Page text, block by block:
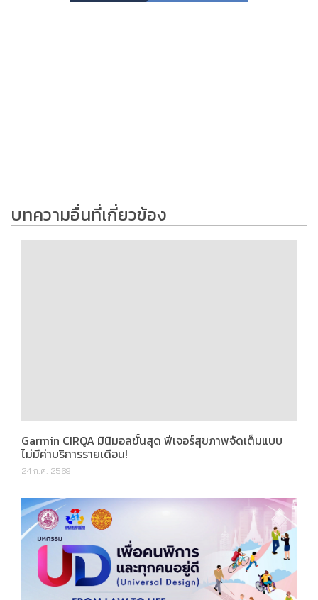
บทความอื่นที่เกี่ยวข้อง
Garmin CIRQA มินิมอลขั้นสุด ฟีเจอร์สุขภาพจัดเต็มแบบ
ไม่มีค่าบริการรายเดือน!
24 ก.ค. 2569